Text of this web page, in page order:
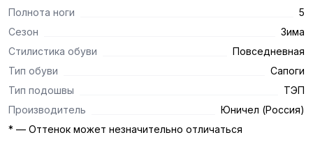
Полнота ноги
5
Сезон
Зима
Стилистика обуви
Повседневная
Тип обуви
Сапоги
Тип подошвы
ТЭП
Производитель
Юничел (Россия)
* — Оттенок может незначительно отличаться